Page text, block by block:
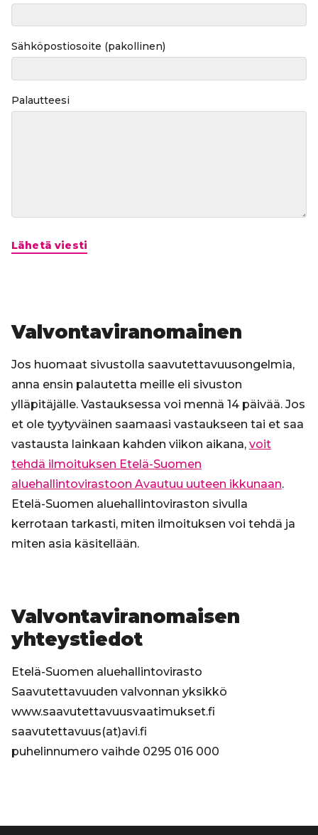
Sähköpostiosoite (pakollinen)
Palautteesi
Lähetä viesti
Valvontaviranomainen
Jos huomaat sivustolla saavutettavuusongelmia,
anna ensin palautetta meille eli sivuston
ylläpitäjälle. Vastauksessa voi mennä 14 päivää. Jos
et ole tyytyväinen saamaasi vastaukseen tai et saa
vastausta lainkaan kahden viikon aikana, voit
tehdä ilmoituksen Etelä-Suomen
aluehallintovirastoon Avautuu uuteen ikkunaan.
Etelä-Suomen aluehallintoviraston sivulla
kerrotaan tarkasti, miten ilmoituksen voi tehdä ja
miten asia käsitellään.
Valvontaviranomaisen
yhteystiedot
Etelä-Suomen aluehallintovirasto
Saavutettavuuden valvonnan yksikkö
www.saavutettavuusvaatimukset.fi
saavutettavuus(at)avi.fi
puhelinnumero vaihde 0295 016 000